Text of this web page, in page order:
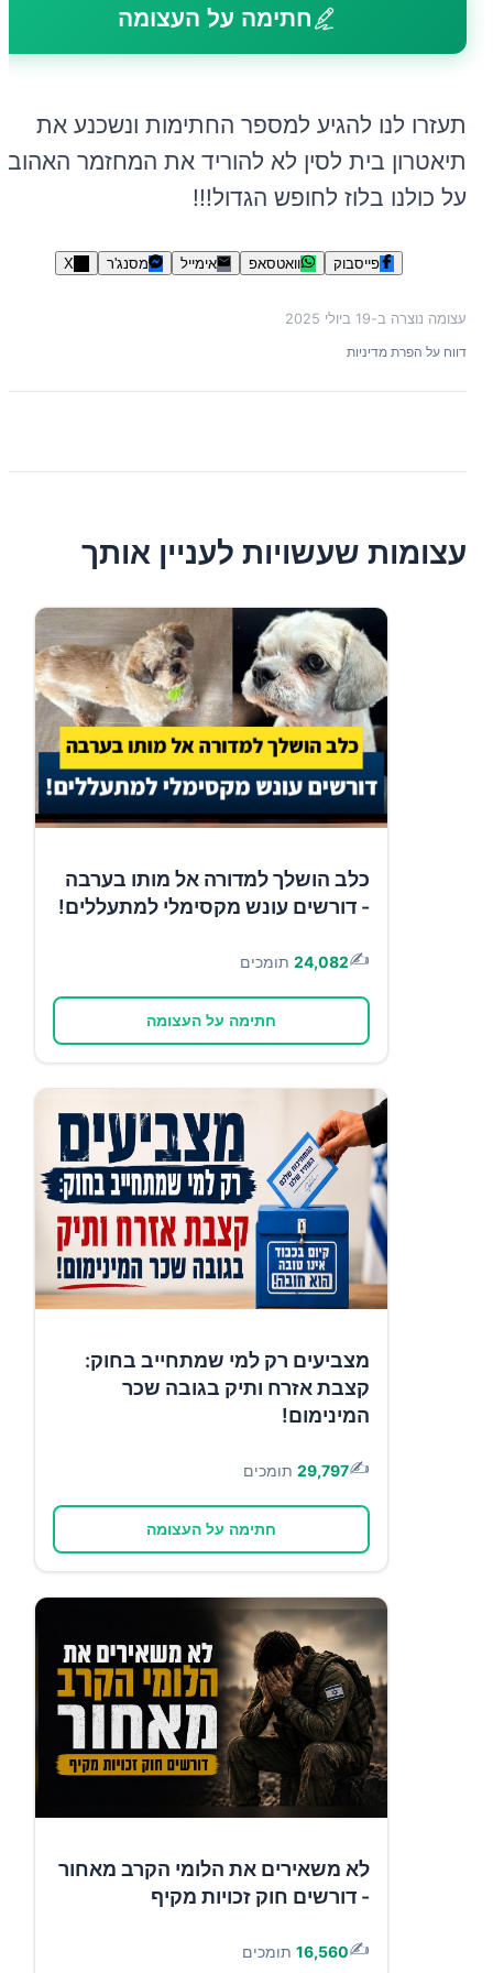
חתימה על העצומה
תעזרו לנו להגיע למספר החתימות ונשכנע את
תיאטרון בית לסין לא להוריד את המחזמר האהוב
על כולנו בלוז לחופש הגדול!!!
פייסבוק וואטסאפ אימייל מסנג'ר X
עצומה נוצרה ב-19 ביולי 2025
דווח על הפרת מדיניות
עצומות שעשויות לעניין אותך
כלב הושלך למדורה אל מותו בערבה
- דורשים עונש מקסימלי למתעללים!
✍️
24,082 תומכים
חתימה על העצומה
מצביעים רק למי שמתחייב בחוק:
קצבת אזרח ותיק בגובה שכר
המינימום!
✍️
29,797 תומכים
חתימה על העצומה
לא משאירים את הלומי הקרב מאחור
- דורשים חוק זכויות מקיף
✍️
16,560 תומכים